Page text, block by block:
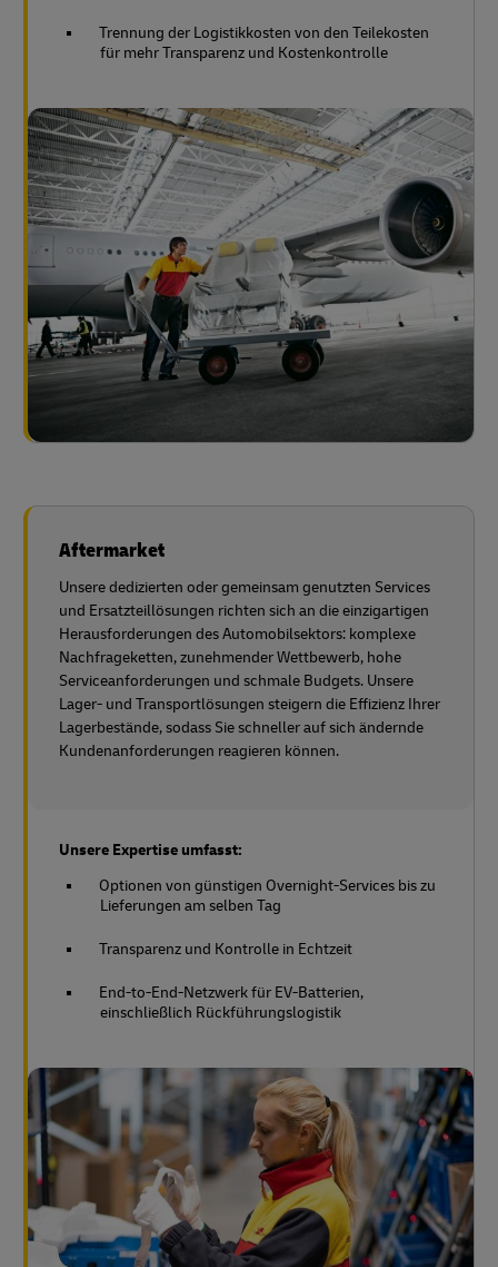
Trennung der Logistikkosten von den Teilekosten
für mehr Transparenz und Kostenkontrolle
Aftermarket
Unsere dedizierten oder gemeinsam genutzten Services
und Ersatzteillösungen richten sich an die einzigartigen
Herausforderungen des Automobilsektors: komplexe
Nachfrageketten, zunehmender Wettbewerb, hohe
Serviceanforderungen und schmale Budgets. Unsere
Lager- und Transportlösungen steigern die Effizienz Ihrer
Lagerbestände, sodass Sie schneller auf sich ändernde
Kundenanforderungen reagieren können.
Unsere Expertise umfasst:
Optionen von günstigen Overnight-Services bis zu
Lieferungen am selben Tag
Transparenz und Kontrolle in Echtzeit
End-to-End-Netzwerk für EV-Batterien,
einschließlich Rückführungslogistik